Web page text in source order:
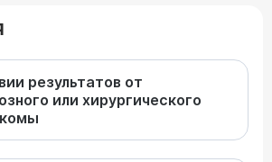
результатов от
или хирургического